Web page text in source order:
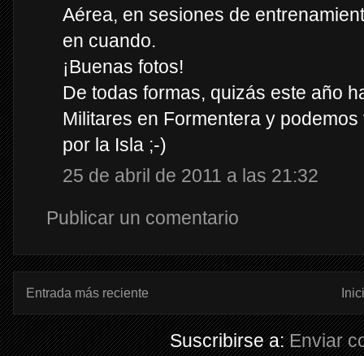
Aérea, en sesiones de
en cuando.
¡Buenas fotos!
De todas formas, quizás este año
Militares en Formentera y
por la Isla ;-)
25 de abril de 2011 a las 21:32
Publicar un comentario
Entrada más reciente
Suscribirse a:Enviar